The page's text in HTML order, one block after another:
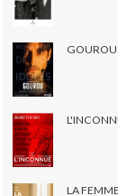
LA